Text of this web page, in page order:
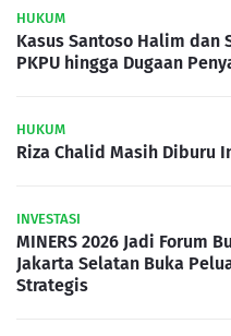
HUKUM
Kasus Santoso Halim dan
PKPU hingga Dugaan
HUKUM
Riza Chalid Masih Diburu
INVESTASI
MINERS 2026 Jadi Forum
Jakarta Selatan Buka
Strategis